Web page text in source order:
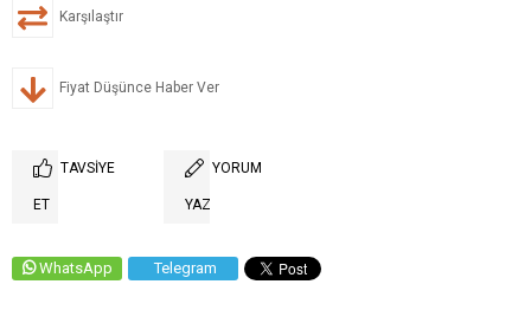
Karşılaştır
Fiyat Düşünce Haber Ver
TAVSIYE
ET
YORUM
YAZ
WhatsApp Telegram